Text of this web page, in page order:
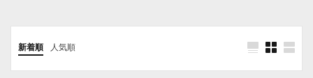
新着順 人気順